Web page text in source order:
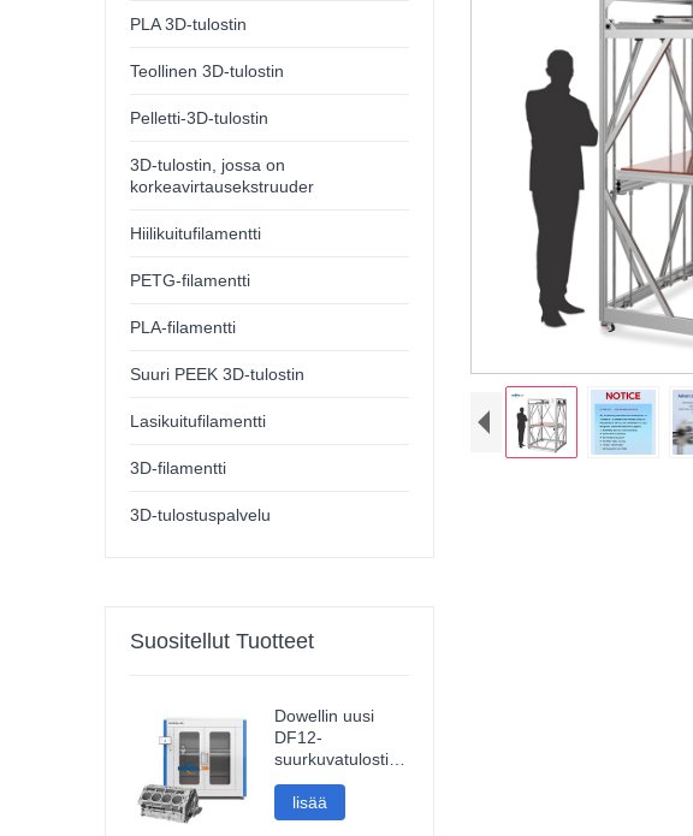
PLA 3D-tulostin
Teollinen 3D-tulostin
Pelletti-3D-tulostin
3D-tulostin, jossa on
korkeavirtausekstruuder
Hiilikuitufilamentti
PETG-filamentti
PLA-filamentti
Suuri PEEK 3D-tulostin
Lasikuitufilamentti
3D-filamentti
3D-tulostuspalvelu
Suositellut Tuotteet
Dowellin uusi
DF12-
suurkuvatulostin,
erittäin tarkka
Impresora 3D -
kone,
lisää